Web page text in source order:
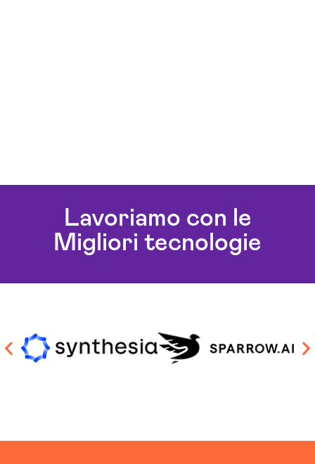
Lavoriamo con le
Migliori tecnologie